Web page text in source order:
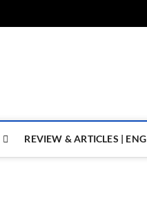
REVIEW & ARTICLES | ENG